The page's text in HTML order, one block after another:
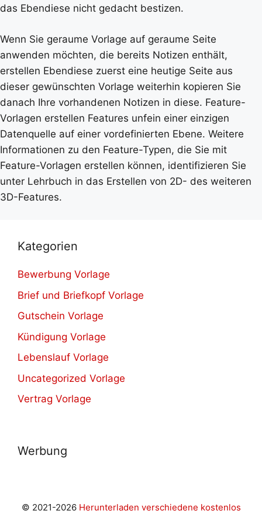
das Ebendiese nicht gedacht bestizen.
Wenn Sie geraume Vorlage auf geraume Seite
anwenden möchten, die bereits Notizen enthält,
erstellen Ebendiese zuerst eine heutige Seite aus
dieser gewünschten Vorlage weiterhin kopieren Sie
danach Ihre vorhandenen Notizen in diese. Feature-
Vorlagen erstellen Features unfein einer einzigen
Datenquelle auf einer vordefinierten Ebene. Weitere
Informationen zu den Feature-Typen, die Sie mit
Feature-Vorlagen erstellen können, identifizieren Sie
unter Lehrbuch in das Erstellen von 2D- des weiteren
3D-Features.
Kategorien
Bewerbung Vorlage
Brief und Briefkopf Vorlage
Gutschein Vorlage
Kündigung Vorlage
Lebenslauf Vorlage
Uncategorized Vorlage
Vertrag Vorlage
Werbung
© 2021-2026 Herunterladen verschiedene kostenlos